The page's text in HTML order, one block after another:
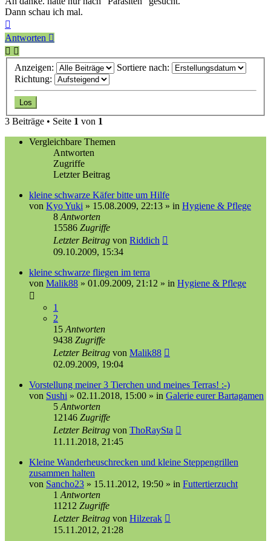
Dann schau ich mal.
oben
Antworten
Anzeigen:
Sortiere nach:
Richtung:
3 Beiträge • Seite 1 von 1
Vergleichbare Themen
Antworten
Zugriffe
Letzter Beitrag
kleine schwarze Käfer bitte um Hilfe
von Kyo Yuki » 15.08.2009, 22:13 » in Hygiene & Pflege
8 Antworten
15586 Zugriffe
Letzter Beitrag von Riddich
09.10.2009, 15:34
kleine schwarze fliegen im terra
von Malik88 » 01.09.2009, 21:12 » in Hygiene & Pflege
1
2
15 Antworten
9438 Zugriffe
Letzter Beitrag von Malik88
02.09.2009, 19:04
Vorstellung meiner 3 Tierchen und meines Terras! :-)
von Sushi » 02.11.2018, 15:00 » in Galerie eurer Bartagamen
5 Antworten
12146 Zugriffe
Letzter Beitrag von ThoRaySta
11.11.2018, 21:45
Kleine Wanderheuschrecken und kleine Steppengrillen
zusammen halten
von Sancho23 » 15.11.2012, 19:50 » in Futtertierzucht
1 Antworten
11212 Zugriffe
Letzter Beitrag von Hilzerak
15.11.2012, 21:28